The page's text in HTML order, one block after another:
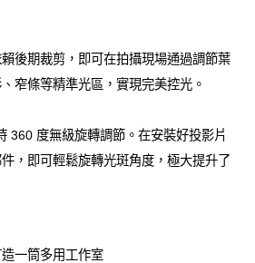
後期裁剪，即可在拍攝現場通過調節葉
窄條等精準光區，實現完美控光。
360 度無級旋轉調節。在安裝好投影片
，即可輕鬆旋轉光斑角度，極大提升了
一筒多用工作室